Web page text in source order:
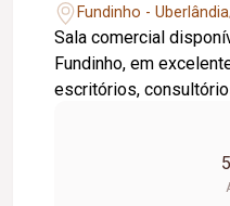
Fundinho -
Sala comercial
Fundinho, em
escritórios,
aproximadamente 50
ponto de água,
oferecendo